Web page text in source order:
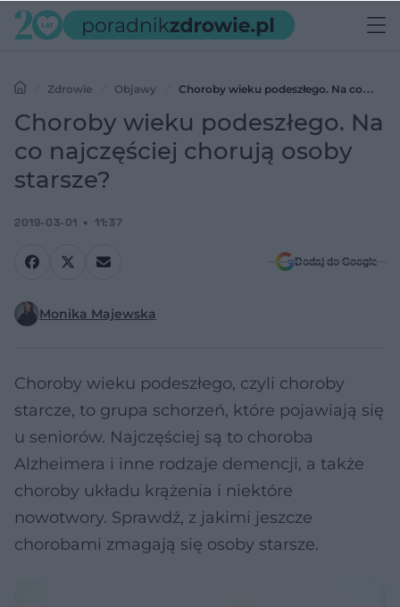
Zdrowie Objawy
Choroby wieku podeszłego. Na co
najczęściej chorują osoby starsze?
Choroby wieku podeszłego. Na
co najczęściej chorują osoby
starsze?
2019-03-01 11:37
Dodaj do Google
Monika Majewska
Choroby wieku podeszłego, czyli choroby
starcze, to grupa schorzeń, które pojawiają się
u seniorów. Najczęściej są to choroba
Alzheimera i inne rodzaje demencji, a także
choroby układu krążenia i niektóre
nowotwory. Sprawdź, z jakimi jeszcze
chorobami zmagają się osoby starsze.